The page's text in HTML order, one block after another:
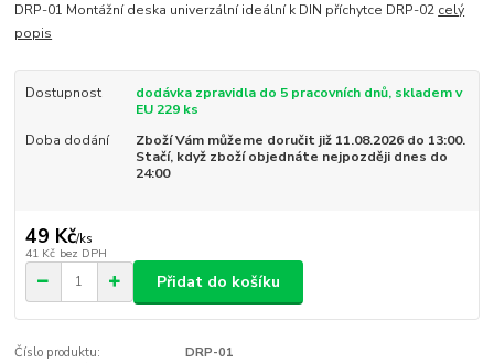
DRP-01 Montážní deska univerzální ideální k DIN příchytce DRP-02 celý
popis
Dostupnost
dodávka zpravidla do 5 pracovních dnů, skladem v
EU 229 ks
Doba dodání
Zboží Vám můžeme doručit již 11.08.2026 do 13:00.
Stačí, když zboží objednáte nejpozději dnes do
24:00
49 Kč/ks
41 Kč bez DPH
Přidat do košíku
Číslo produktu:
DRP-01